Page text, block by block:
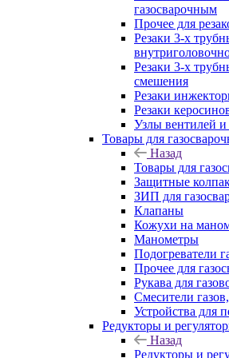
газосварочным
Прочее для
Резаки 3-х
Резаки 3-х
смешения
Резаки
Резаки
Узлы вентилей
Товары для
Назад
Товары для
Защитные
ЗИП для
Клапаны
Кожухи на
Манометры
Подогреватели
Прочее для
Рукава для
Смесители
Устройства для
Редукторы и
Назад
Редукторы и